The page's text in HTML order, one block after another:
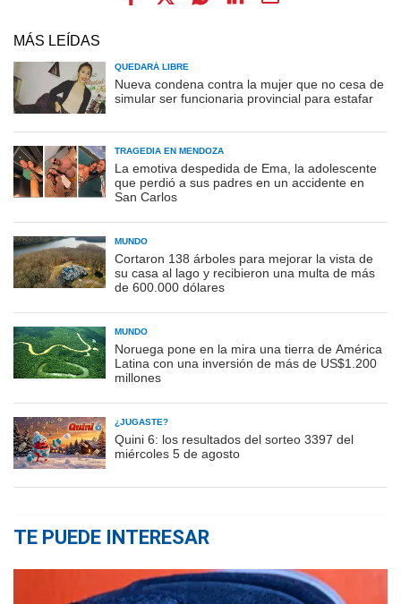
MÁS LEÍDAS
QUEDARÁ LIBRE
Nueva condena contra la mujer que no cesa de
simular ser funcionaria provincial para estafar
TRAGEDIA EN MENDOZA
La emotiva despedida de Ema, la adolescente
que perdió a sus padres en un accidente en
San Carlos
MUNDO
Cortaron 138 árboles para mejorar la vista de
su casa al lago y recibieron una multa de más
de 600.000 dólares
MUNDO
Noruega pone en la mira una tierra de América
Latina con una inversión de más de US$1.200
millones
¿JUGASTE?
Quini 6: los resultados del sorteo 3397 del
miércoles 5 de agosto
TE PUEDE INTERESAR